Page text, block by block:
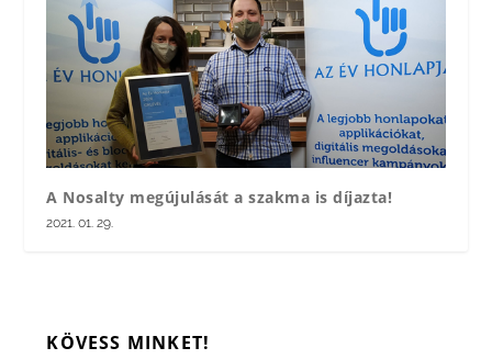
A Nosalty megújulását a szakma is díjazta!
2021. 01. 29.
KÖVESS MINKET!